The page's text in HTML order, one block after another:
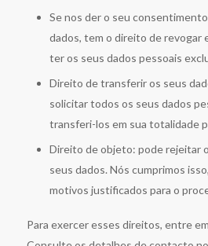
Se nos der o seu
dados, tem o direito de revogar
ter os seus dados pessoais
Direito de transferir os seus
solicitar todos os seus dados
transferi-los em sua totalidade
Direito de objeto: pode rejeitar
seus dados. Nós cumprimos
motivos justificados para o
Para exercer esses direitos, entre